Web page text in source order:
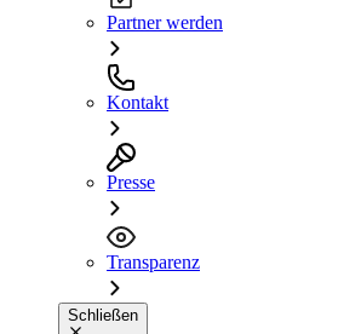
Partner werden
Kontakt
Presse
Transparenz
Schließen